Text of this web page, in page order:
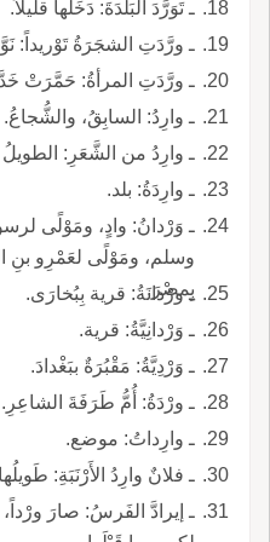
ـ تَوَرَّدَ البَلْدَةَ: دَخَلَها قليلاً.
ـ ورَّدَتِ الشجَرَةُ تَوْريداً:
ـ ورَّدَتِ المرأةُ: حَمَّرَتْ
ـ وارِدُ: السابِقُ، والشُّجاعُ.
ـ وارِدُ من الشَّعَرِ:
ـ وارِدَةُ: بلد.
ـ وَرْدانُ: وادٍ، ومَوْلًى
وسلم، ومَوْلًى لعَمْرِو بنِ
بِمصْرَ.
ـ ورْدانَةُ: قرية بِبُخارَى.
ـ وَرْدانِيَّةُ: قرية.
ـ وَرْدِيَّةُ: مَقْبُرَةٌ ببَغْدادَ.
ـ ورْدَةُ: أُمُّ طَرَفَةَ الشاعِرِ.
ـ وارِداتُ: موضع.
ـ فلانٌ وارِدُ الأَرْنَبَةِ:
ـ إيرادَّ الفَرسُ: صارَ ورْداً،